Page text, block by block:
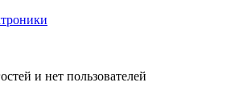
и нет пользователей